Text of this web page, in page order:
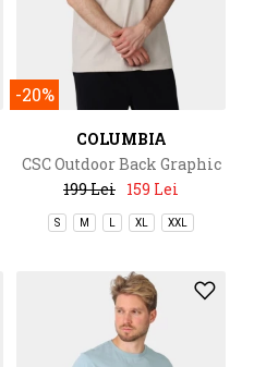
-20%
COLUMBIA
CSC Outdoor Back Graphic
Tee
199 Lei 159 Lei
S M XL XXL